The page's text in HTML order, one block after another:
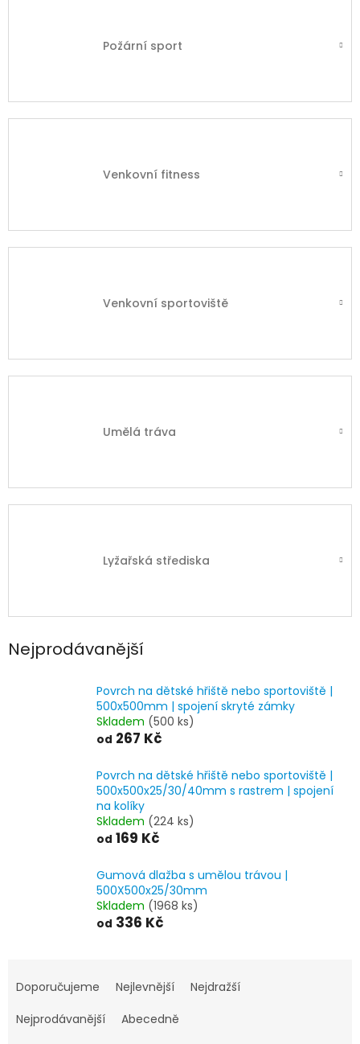
Požární sport
Venkovní fitness
Venkovní sportoviště
Umělá tráva
Lyžařská střediska
Nejprodávanější
Povrch na dětské hřiště nebo sportoviště |
500x500mm | spojení skryté zámky
Skladem (500 ks)
od 267 Kč
Povrch na dětské hřiště nebo sportoviště |
500x500x25/30/40mm s rastrem | spojení
na kolíky
Skladem (224 ks)
od 169 Kč
Gumová dlažba s umělou trávou |
500X500x25/30mm
Skladem (1968 ks)
od 336 Kč
a
e
Doporučujeme Nejlevnější
Nejdražší
Nejprodávanější
Abecedně